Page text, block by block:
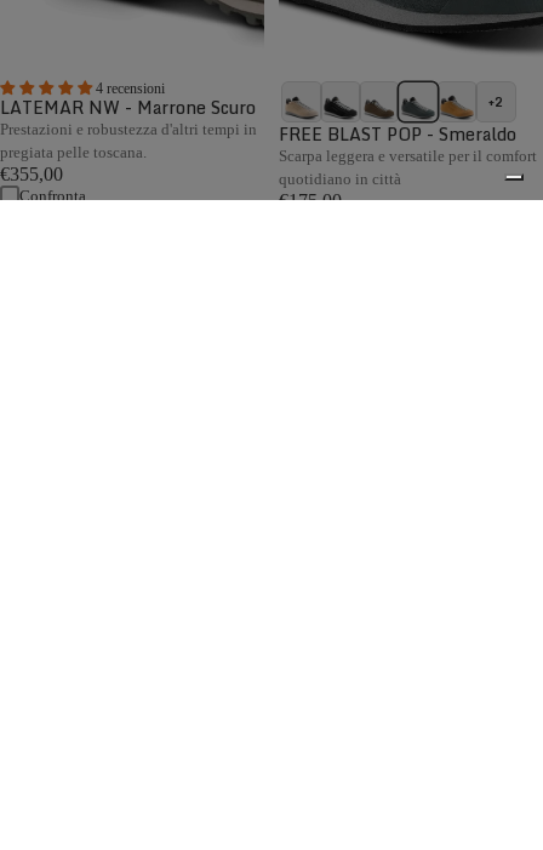
4 recensioni
LATEMAR NW - Marrone Scuro
Prestazioni e robustezza d'altri tempi in
pregiata pelle toscana.
€355,00
Confronta
+2
FREE BLAST POP - Smeraldo
Scarpa leggera e versatile per il comfort
quotidiano in città
€175,00